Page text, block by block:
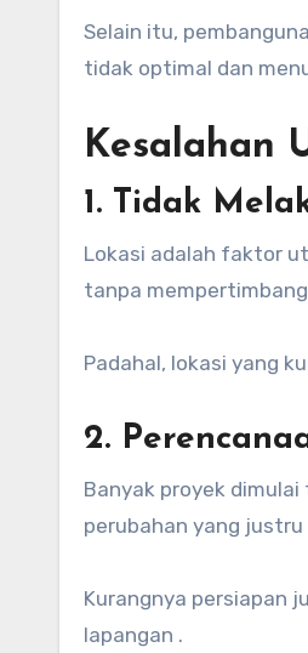
Selain itu,
tidak optimal dan
Kesalahan
1. Tidak
Lokasi adalah faktor
tanpa
Padahal, lokasi yang
2.
Banyak proyek
perubahan yang
Kurangnya persiapan
lapangan .